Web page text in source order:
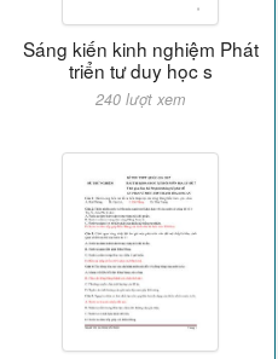
Sáng kiến kinh nghiệm Phát
triển tư duy học s
240 lượt xem